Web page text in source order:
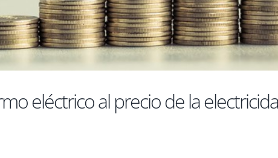
eléctrico al precio de la